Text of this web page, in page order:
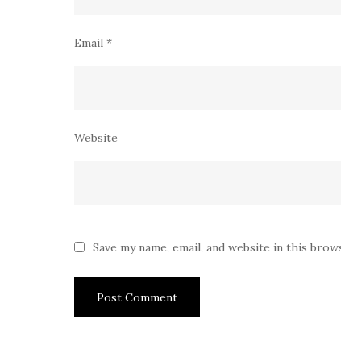
Email *
Website
Save my name, email, and website in this